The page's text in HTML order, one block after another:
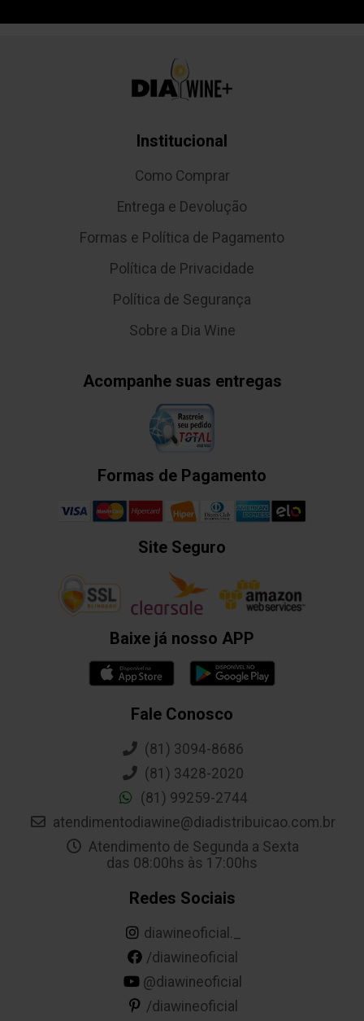
Institucional
Como Comprar
Entrega e Devolução
Formas e Política de Pagamento
Política de Privacidade
Política de Segurança
Sobre a Dia Wine
Acompanhe suas entregas
Formas de Pagamento
Site Seguro
Baixe já nosso APP
Fale Conosco
(81) 3094-8686
(81) 3428-2020
(81) 99259-2744
atendimentodiawine@diadistribuicao.com.br
Atendimento de Segunda a Sexta
das 08:00hs às 17:00hs
Redes Sociais
diawineoficial._
/diawineoficial
@diawineoficial
/diawineoficial